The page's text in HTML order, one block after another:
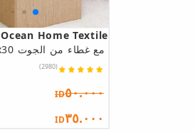
Ocean Home Textile
مع غطاء من الجوت 30x30x30
(2980)
ID٥٠.٠٠٠
ID٣٥.٠٠٠